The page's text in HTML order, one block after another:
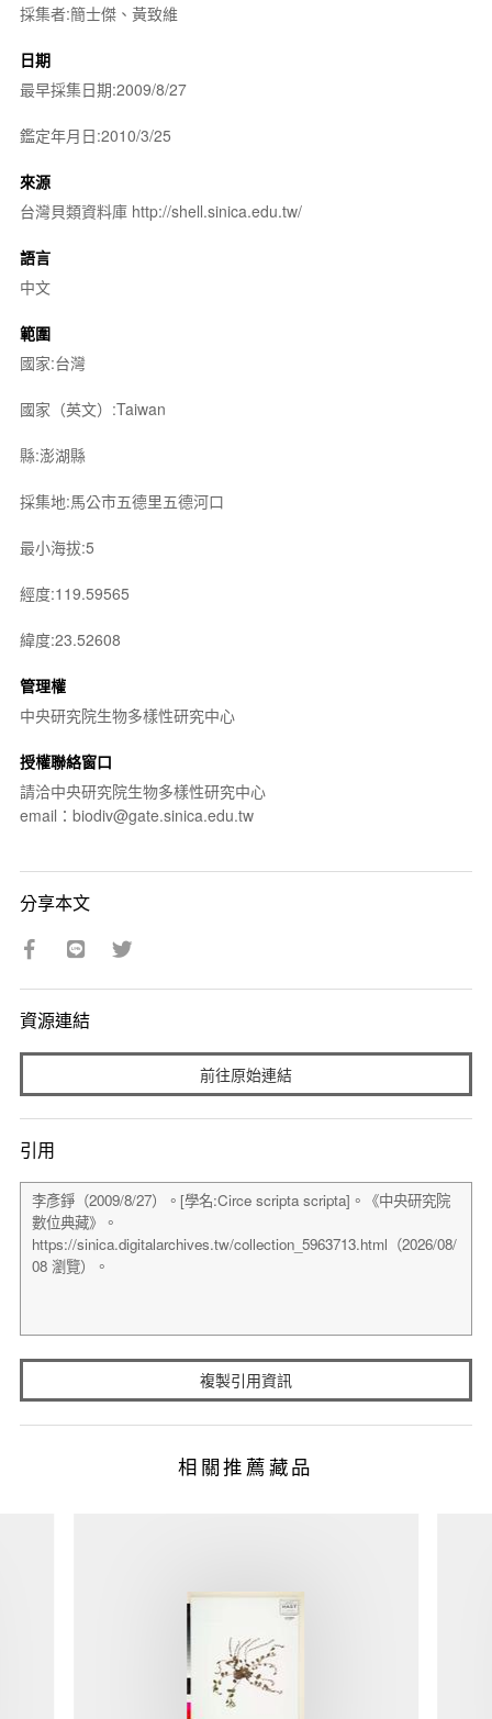
採集者:簡士傑、黃致維
日期
最早採集日期:2009/8/27
鑑定年月日:2010/3/25
來源
台灣貝類資料庫 http://shell.sinica.edu.tw/
語言
中文
範圍
國家:台灣
國家（英文）:Taiwan
縣:澎湖縣
採集地:馬公市五德里五德河口
最小海拔:5
經度:119.59565
緯度:23.52608
管理權
中央研究院生物多樣性研究中心
授權聯絡窗口
請洽中央研究院生物多樣性研究中心
email：biodiv@gate.sinica.edu.tw
分享本文
資源連結
前往原始連結
引用
複製引用資訊
相關推薦藏品